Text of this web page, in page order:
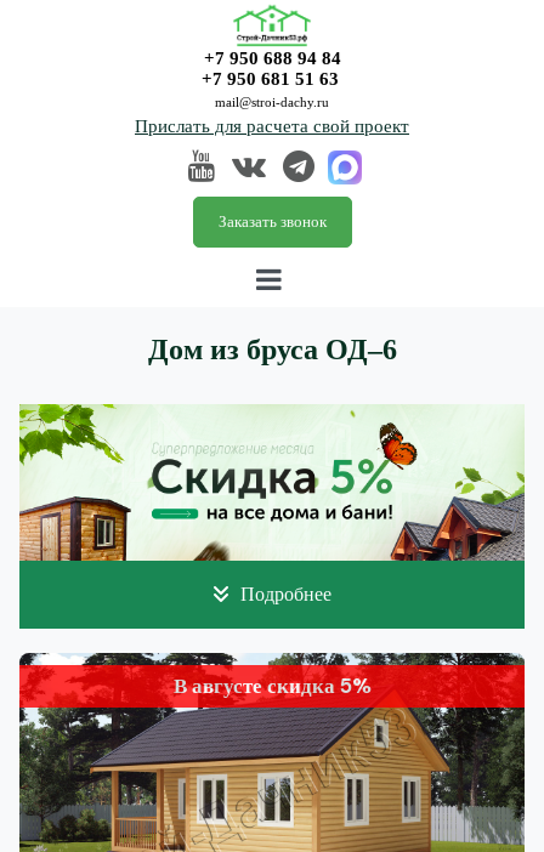
+7 950 688 94 84
+7 950 681 51 63
mail@stroi-dachy.ru
Прислать для расчета свой проект
Заказать звонок
Дом из бруса ОД–6
Подробнее
В августе скидка 5%